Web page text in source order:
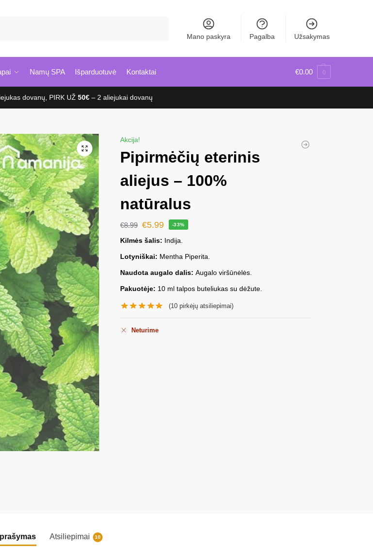
Mano paskyra Pagalba Užsakymas
Namų SPA Išparduotuvė Kontaktai €0.00 0
dovanų, PIRK UŽ 50€ – 2 aliejukai dovanų
Akcija!
Pipirmėčių eterinis
aliejus – 100%
natūralus
€8.99 €5.99 -33%
Kilmės šalis: Indija.
Lotyniškai: Mentha Piperita.
Naudota augalo dalis:Augalo viršūnėlės.
Pakuotėje: 10 ml talpos buteliukas su dėžute.
(10pirkėjų atsiliepimai)
Neturime
Atsiliepimai 10